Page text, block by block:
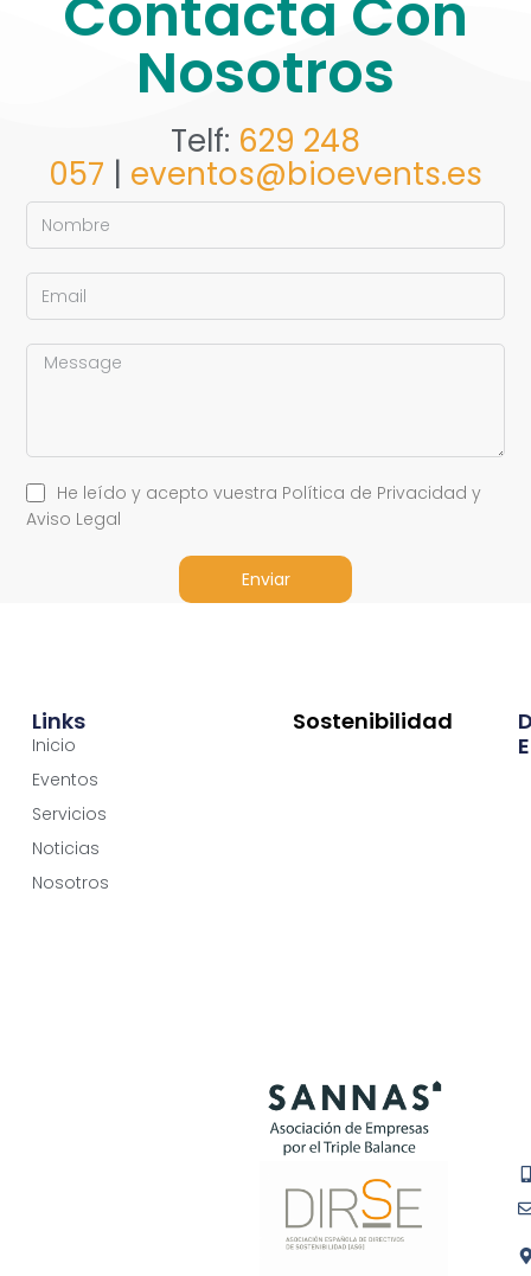
Nosotros
Telf: 629 248
057 | eventos@bioevents.es
He leído y acepto vuestra Política de Privacidad y
Aviso Legal
Enviar
Links
Inicio
Eventos
Servicios
Noticias
Nosotros
Sostenibilidad